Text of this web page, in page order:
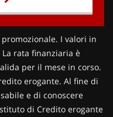
I valori in
rata finanziaria è
per il mese in corso.
erogante. Al fine di
e di conoscere
di Credito erogante